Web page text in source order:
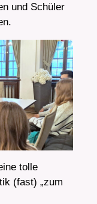
und Schüler
tolle
(fast) „zum